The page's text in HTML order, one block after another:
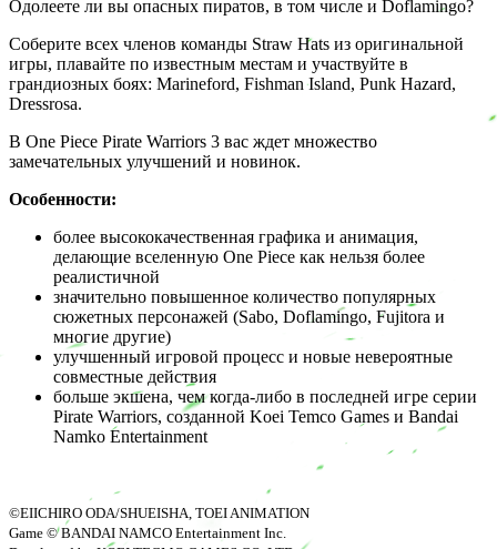
Одолеете ли вы опасных пиратов, в том числе и Doflamingo?
Соберите всех членов команды Straw Hats из оригинальной
игры, плавайте по известным местам и участвуйте в
грандиозных боях: Marineford, Fishman Island, Punk Hazard,
Dressrosa.
В One Piece Pirate Warriors 3 вас ждет множество
замечательных улучшений и новинок.
Особенности:
более высококачественная графика и анимация,
делающие вселенную One Piece как нельзя более
реалистичной
значительно повышенное количество популярных
сюжетных персонажей (Sabo, Doflamingo, Fujitora и
многие другие)
улучшенный игровой процесс и новые невероятные
совместные действия
больше экшена, чем когда-либо в последней игре серии
Pirate Warriors, созданной Koei Temco Games и Bandai
Namko Entertainment
©EIICHIRO ODA/SHUEISHA, TOEI ANIMATION
Game © BANDAI NAMCO Entertainment Inc.